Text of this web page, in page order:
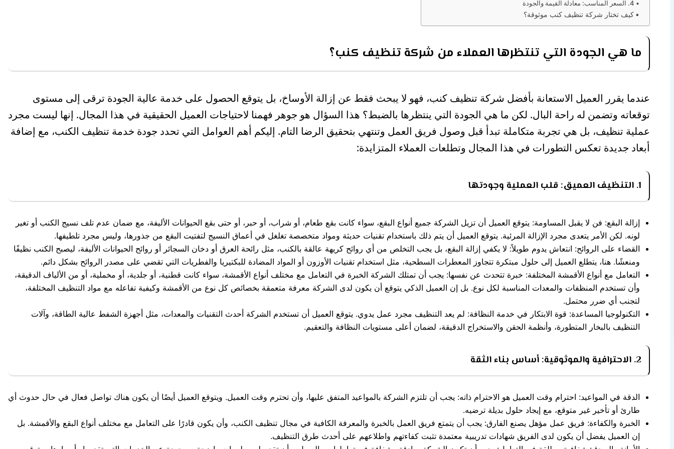
4. السعر المناسب: معادلة القيمة والجودة
كيف تختار شركة تنظيف كنب موثوقة؟
ما هي الجودة التي تنتظرها العملاء من شركة تنظيف كنب؟
عندما يقرر العميل الاستعانة بأفضل شركة تنظيف كنب، فهو لا يبحث فقط عن إزالة الأوساخ، بل يتوقع الحصول على خدمة عالية الجودة ترقى إلى مستوى
توقعاته وتضمن له راحة البال. لكن ما هي الجودة التي ينتظرها بالضبط؟ هذا السؤال هو جوهر فهمنا لاحتياجات العميل الحقيقية في هذا المجال. إنها ليست مجرد
عملية تنظيف، بل هي تجربة متكاملة تبدأ قبل وصول فريق العمل وتنتهي بتحقيق الرضا التام. إليكم أهم العوامل التي تحدد جودة خدمة تنظيف الكنب، مع إضافة
أبعاد جديدة تعكس التطورات في هذا المجال وتطلعات العملاء المتزايدة:
1. التنظيف العميق: قلب العملية وجودتها
إزالة البقع: فن لا يقبل المساومة: يتوقع العميل أن تزيل الشركة جميع أنواع البقع، سواء كانت بقع طعام، أو شراب، أو حبر، أو حتى بقع الحيوانات الأليفة، مع ضمان عدم تلف نسيج الكنب أو تغير
لونه. لكن الأمر يتعدى مجرد الإزالة المرئية. يتوقع العميل أن يتم ذلك باستخدام تقنيات حديثة ومواد متخصصة تغلغل في أعماق النسيج لتفتيت البقع من جذورها، وليس مجرد تلطيفها.
القضاء على الروائح: انتعاش يدوم طويلاً: لا يكفي إزالة البقع، بل يجب التخلص من أي روائح كريهة عالقة بالكنب، مثل رائحة العرق أو دخان السجائر أو روائح الحيوانات الأليفة، ليصبح الكنب نظيفًا
ومنعشًا. هنا، يتطلع العميل إلى حلول مبتكرة تتجاوز المعطرات السطحية، مثل استخدام تقنيات الأوزون أو المواد المضادة للبكتيريا والفطريات التي تقضي على مصدر الروائح بشكل دائم.
التعامل مع أنواع الأقمشة المختلفة: خبرة تتحدث عن نفسها: يجب أن تمتلك الشركة الخبرة في التعامل مع مختلف أنواع الأقمشة، سواء كانت قطنية، أو جلدية، أو مخملية، أو من الألياف الدقيقة،
وأن تستخدم المنظفات والمعدات المناسبة لكل نوع. بل إن العميل الذكي يتوقع أن يكون لدى الشركة معرفة متعمقة بخصائص كل نوع من الأقمشة وكيفية تفاعله مع مواد التنظيف المختلفة،
لتجنب أي ضرر محتمل.
التكنولوجيا المساعدة: قوة الابتكار في خدمة النظافة: لم يعد التنظيف مجرد عمل يدوي. يتوقع العميل أن تستخدم الشركة أحدث التقنيات والمعدات، مثل أجهزة الشفط عالية الطاقة، وآلات
التنظيف بالبخار المتطورة، وأنظمة الحقن والاستخراج الدقيقة، لضمان أعلى مستويات النظافة والتعقيم.
2. الاحترافية والموثوقية: أساس بناء الثقة
الدقة في المواعيد: احترام وقت العميل هو الاحترام ذاته: يجب أن تلتزم الشركة بالمواعيد المتفق عليها، وأن تحترم وقت العميل. ويتوقع العميل أيضًا أن يكون هناك تواصل فعال في حال حدوث أي
طارئ أو تأخير غير متوقع، مع إيجاد حلول بديلة ترضيه.
الخبرة والكفاءة: فريق عمل مؤهل يصنع الفارق: يجب أن يتمتع فريق العمل بالخبرة والمعرفة الكافية في مجال تنظيف الكنب، وأن يكون قادرًا على التعامل مع مختلف أنواع البقع والأقمشة. بل
إن العميل يفضل أن يكون لدى الفريق شهادات تدريبية معتمدة تثبت كفاءتهم واطلاعهم على أحدث طرق التنظيف.